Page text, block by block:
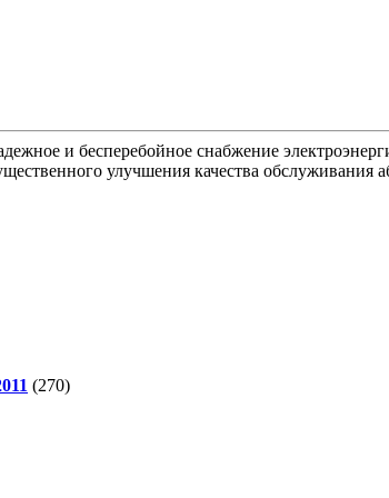
и бесперебойное снабжение
улучшения качества обслуживания
(270)